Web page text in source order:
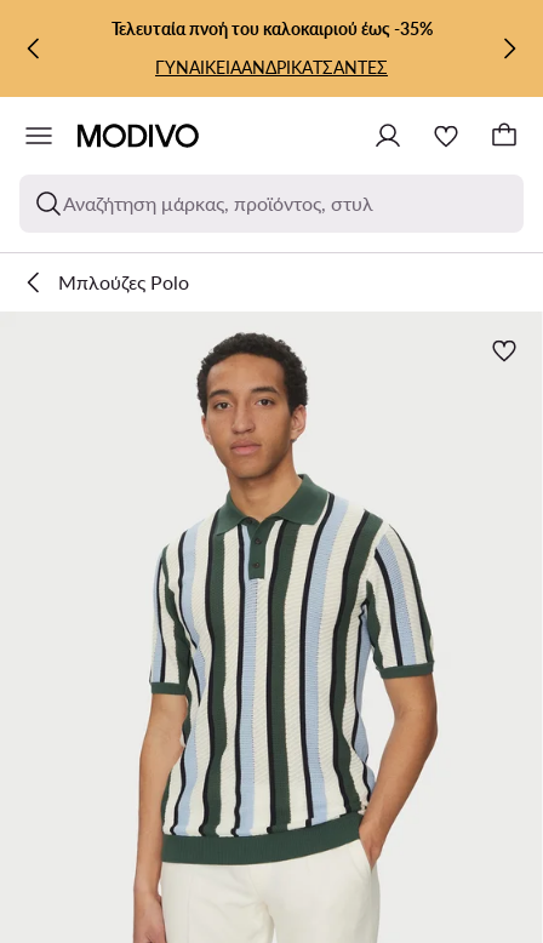
ΜΕΤΆΒΑΣΗ ΣΤΟ ΚΎΡΙΟ ΠΕΡΙΕΧΌΜΕΝΟ
ΜΕΤΆΒΑΣΗ ΣΤΗΝ ΑΝΑΖΉΤΗΣΗ
Τελευταία πνοή του καλοκαιριού έως -35%
ΓΥΝΑΙΚΕΙΑΑΝΔΡΙΚΑΤΣΑΝΤΕΣ
Αναζήτηση μάρκας, προϊόντος, στυλ
Μπλούζες Polo